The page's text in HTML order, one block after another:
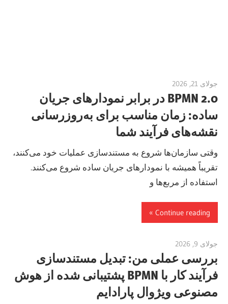
جولای 21, 2026
BPMN 2.0 در برابر نمودارهای جریان
ساده: زمان مناسب برای به‌روزرسانی
نقشه‌های فرآیند شما
وقتی سازمان‌ها شروع به مستندسازی عملیات خود می‌کنند،
تقریباً همیشه با نمودارهای جریان ساده شروع می‌کنند.
استفاده از مربع‌ها و
Continue reading
جولای 9, 2026
بررسی عملی من: تبدیل مستندسازی
فرآیند کار با BPMN پشتیبانی شده از هوش
مصنوعی ویژوال پارادایم